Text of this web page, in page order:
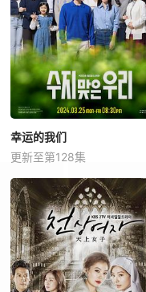
幸运的我们
更新至第128集